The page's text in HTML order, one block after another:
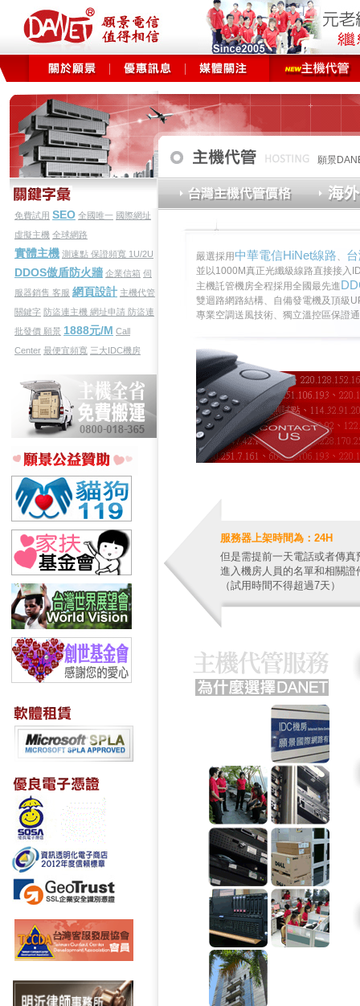
願景
免費試用 SEO 全國唯一 國際網址
虛擬主機 全球網路
實體主機 測速點 保證頻寬 1U/2U
DDOS傲盾防火牆 企業信箱 伺
服器銷售 客服 網頁設計 主機代管
關鍵字 防盜連主機 網址申請 防盜連
批發價 願景 1888元/M Call
Center 最便宜頻寬 三大IDC機房
嚴選採用中華電信HiNet線路、
並以1000M真正光纖級線路直接接入
主機託管機房全程採用全國最先進
雙迴路網路結構、自備發電機及頂級
專業空調送風技術、獨立溫控區保證
服務器上架時間為：24H
但是需提前一天電話或者傳
進入機房人員的名單和相關
（試用時間不得超過7天）